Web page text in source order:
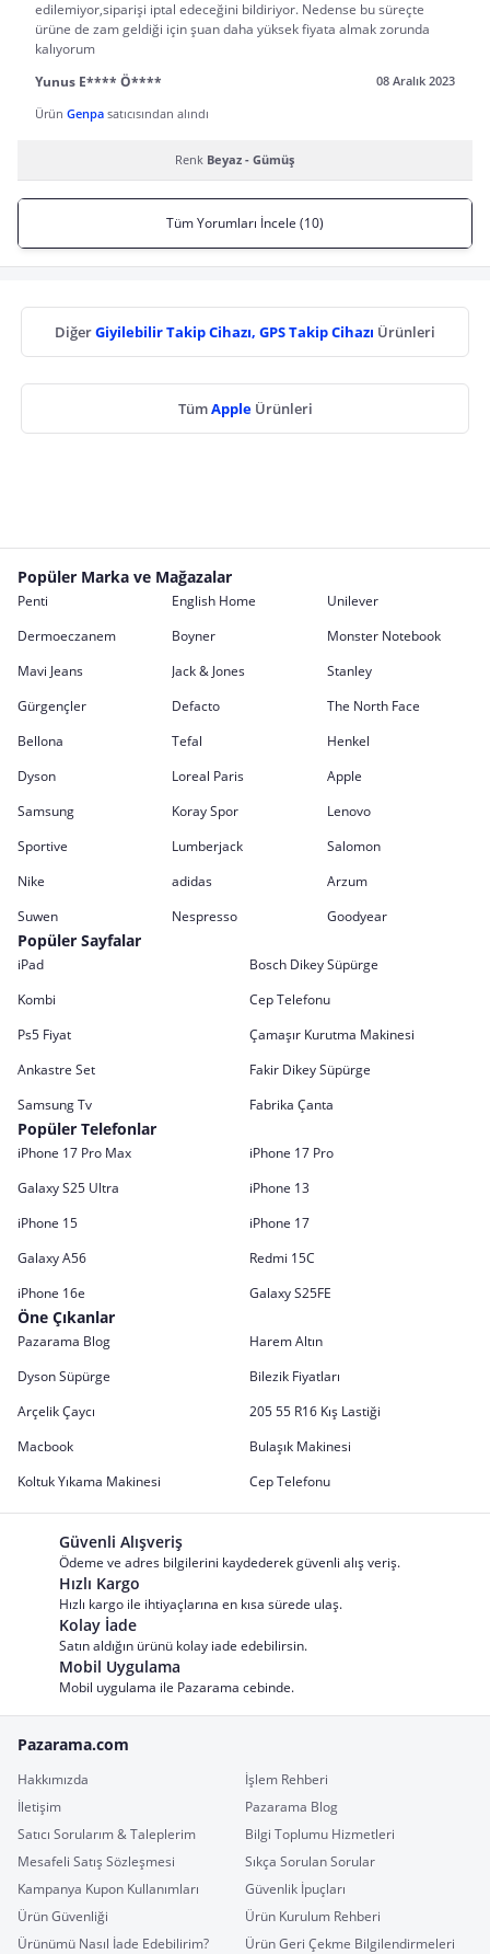
edilemiyor,siparişi iptal edeceğini bildiriyor. Nedense bu süreçte
ürüne de zam geldiği için şuan daha yüksek fiyata almak zorunda
kalıyorum
Yunus E**** Ö****
08 Aralık 2023
Ürün Genpa satıcısından alındı
Renk Beyaz - Gümüş
Tüm Yorumları İncele (10)
DiğerGiyilebilir Takip Cihazı, GPS Takip Cihazı Ürünleri
TümApple Ürünleri
Popüler Marka ve Mağazalar
Penti English Home
Unilever
Dermoeczanem
Boyner
Monster Notebook
Mavi Jeans
Jack & Jones
Stanley
Gürgençler
Defacto
The North Face
Bellona
Tefal
Henkel
Dyson
Loreal Paris
Apple
Samsung
Koray Spor
Lenovo
Sportive
Lumberjack
Salomon
Nike
adidas
Arzum
Suwen
Nespresso Goodyear
Popüler Sayfalar
iPad
Bosch Dikey Süpürge
Kombi
Cep Telefonu
Ps5 Fiyat
Çamaşır Kurutma Makinesi
Ankastre Set
Fakir Dikey Süpürge
Samsung Tv
Fabrika Çanta
Popüler Telefonlar
iPhone 17 Pro Max
iPhone 17 Pro
Galaxy S25 Ultra
iPhone 13
iPhone 15
iPhone 17
Galaxy A56
Redmi 15C
iPhone 16e
Galaxy S25FE
Öne Çıkanlar
Pazarama Blog
Harem Altın
Dyson Süpürge
Bilezik Fiyatları
Arçelik Çaycı
205 55 R16 Kış Lastiği
Macbook
Bulaşık Makinesi
Koltuk Yıkama Makinesi
Cep Telefonu
Güvenli Alışveriş
Ödeme ve adres bilgilerini kaydederek güvenli alış veriş.
Hızlı Kargo
Hızlı kargo ile ihtiyaçlarına en kısa sürede ulaş.
Kolay İade
Satın aldığın ürünü kolay iade edebilirsin.
Mobil Uygulama
Mobil uygulama ile Pazarama cebinde.
Pazarama.com
Hakkımızda
İşlem Rehberi
İletişim
Pazarama Blog
Satıcı Sorularım & Taleplerim
Bilgi Toplumu Hizmetleri
Mesafeli Satış Sözleşmesi
Sıkça Sorulan Sorular
Kampanya Kupon Kullanımları
Güvenlik İpuçları
Ürün Güvenliği
Ürün Kurulum Rehberi
Ürünümü Nasıl İade Edebilirim?
Ürün Geri Çekme Bilgilendirmeleri